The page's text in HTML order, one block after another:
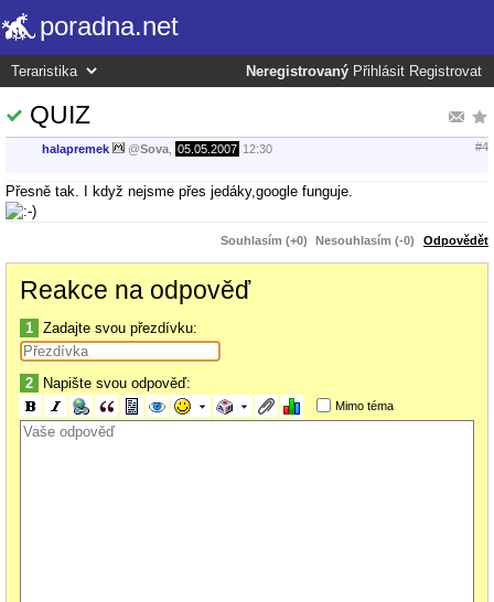
poradna.net
Neregistrovaný Přihlásit Registrovat
QUIZ
halapremek @Sova 05.05.2007 12:30 #4
Přesně tak. I když nejsme přes jedáky,google funguje.
Souhlasím (+0) Nesouhlasím (-0) Odpovědět
Reakce na odpověď
1 Zadajte svou přezdívku:
2 Napište svou odpověď:
Mimo téma